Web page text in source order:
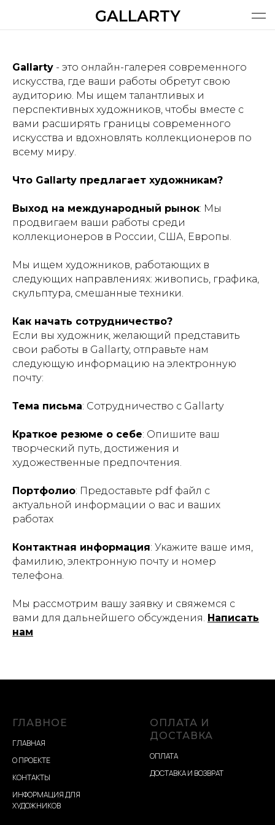
GALLARTY
Gallarty - это онлайн-галерея современного
искусства, где ваши работы обретут свою
аудиторию. Мы ищем талантливых и
перспективных художников, чтобы вместе с
вами расширять границы современного
искусства и вдохновлять коллекционеров по
всему миру.
Что Gallarty предлагает художникам?
Выход на международный рынок: Мы
продвигаем ваши работы среди
коллекционеров в России, США, Европы.
Мы ищем художников, работающих в
следующих направлениях: живопись, графика,
скульптура, смешанные техники.
Как начать сотрудничество?
Если вы художник, желающий представить
свои работы в Gallarty, отправьте нам
следующую информацию на электронную
почту:
Тема письма: Сотрудничество с Gallarty
Краткое резюме о себе: Опишите ваш
творческий путь, достижения и
художественные предпочтения.
Портфолио: Предоставьте pdf файл с
актуальной информации о вас и ваших
работах
Контактная информация: Укажите ваше имя,
фамилию, электронную почту и номер
телефона.
Мы рассмотрим вашу заявку и свяжемся с
вами для дальнейшего обсуждения. Написать
нам
ГЛАВНОЕ
ГЛАВНАЯ
О ПРОЕКТЕ
КОНТАКТЫ
ИНФОРМАЦИЯ ДЛЯ
ХУДОЖНИКОВ
ОПЛАТА И
ДОСТАВКА
ОПЛАТА
ДОСТАВКА И ВОЗВРАТ